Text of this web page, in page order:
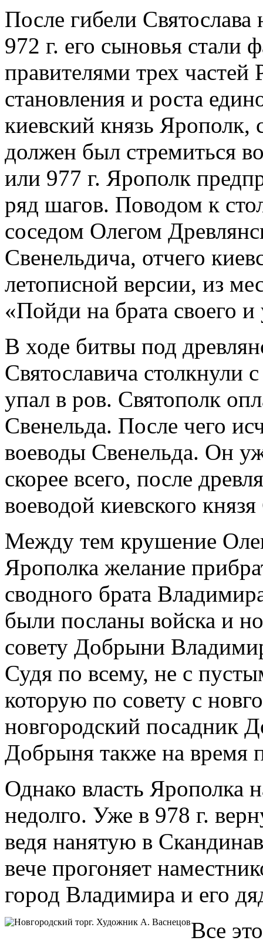
После гибели
972 г. его сыновья стали
правителями трех
становления и роста
киевский князь Ярополк,
должен был стремиться
или 977 г. Ярополк
ряд шагов. Поводом к
соседом Олегом
Свенельдича, отчего
летописной версии, из
«Пойди на брата своего
В ходе битвы под
Святославича столкнули
упал в ров. Святополк
Свенельда. После чего
воеводы Свенельда. Он
скорее всего, после
воеводой киевского
Между тем крушение
Ярополка желание
сводного брата
были посланы войска и
совету Добрыни
Судя по всему, не с
которую по совету с
новгородский посадник
Добрыня также на время
Однако власть Ярополка
недолго. Уже в 978 г.
ведя нанятую в
вече прогоняет
город Владимира и его
Все